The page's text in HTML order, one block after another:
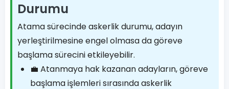
Durumu
Atama sürecinde askerlik durumu, adayın
yerleştirilmesine engel olmasa da göreve
başlama sürecini etkileyebilir.
💼 Atanmaya hak kazanan adayların, göreve
başlama işlemleri sırasında askerlik